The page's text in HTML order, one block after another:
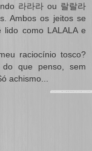
라라라 ou 랄랄라
Ambos os jeitos se
lido como LALALA e
raciocínio tosco?
que penso, sem
achismo...